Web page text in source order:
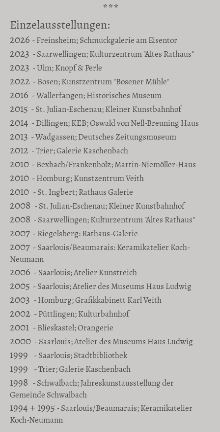
***
Einzelausstellungen:
2026 - Freinsheim; Schmuckgalerie am Eisentor
2023 - Saarwellingen; Kulturzentrum "Altes Rathaus"
2023 - Ulm; Knopf & Perle
2022 - Bosen; Kunstzentrum "Bosener Mühle"
2016 - Wallerfangen; Historisches Museum
2015 - St. Julian-Eschenau; Kleiner Kunstbahnhof
2014 - Dillingen; KEB; Oswald von Nell-Breuning Haus
2013 - Wadgassen; Deutsches Zeitungsmuseum
2012 - Trier; Galerie Kaschenbach
2010 - Bexbach/Frankenholz; Martin-Niemöller-Haus
2010 - Homburg; Kunstzentrum Veith
2010 - St. Ingbert; Rathaus Galerie
2008 - St. Julian-Eschenau; Kleiner Kunstbahnhof
2008 - Saarwellingen; Kulturzentrum "Altes Rathaus"
2007 - Riegelsberg: Rathaus-Galerie
2007 - Saarlouis/Beaumarais: Keramikatelier Koch-
Neumann
2006 - Saarlouis; Atelier Kunstreich
2005 - Saarlouis; Atelier des Museums Haus Ludwig
2003 - Homburg; Grafikkabinett Karl Veith
2002 - Püttlingen; Kulturbahnhof
2001 - Blieskastel; Orangerie
2000 - Saarlouis; Atelier des Museums Haus Ludwig
1999 - Saarlouis; Stadtbibliothek
1999 - Trier; Galerie Kaschenbach
1998 - Schwalbach; Jahreskunstausstellung der
Gemeinde Schwalbach
1994 + 1995 - Saarlouis/Beaumarais; Keramikatelier
Koch-Neumann